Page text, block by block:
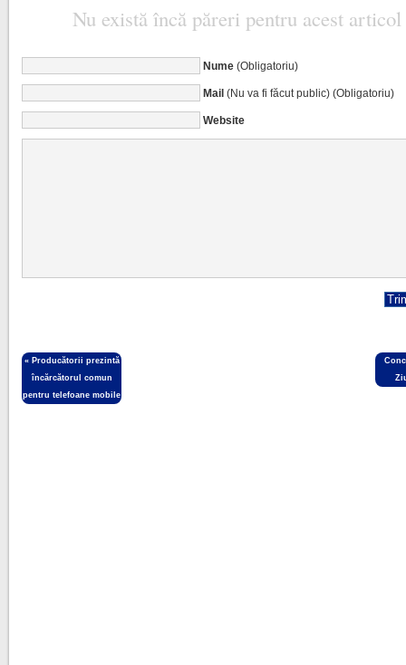
Nu există încă păreri pentru acest articol
Nume(Obligatoriu)
Mail(Nu va fi făcut public) (Obligatoriu)
Website
« Producătorii prezintă
încărcătorul comun
pentru telefoane mobile